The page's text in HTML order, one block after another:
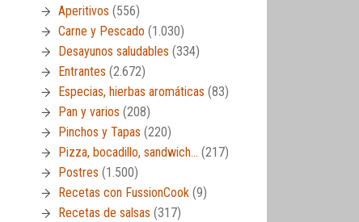
Aperitivos (556)
Carne y Pescado (1.030)
Desayunos saludables (334)
Entrantes (2.672)
Especias, hierbas aromáticas (83)
Pan y varios (208)
Pinchos y Tapas (220)
Pizza, bocadillo, sandwich… (217)
Postres (1.500)
Recetas con FussionCook (9)
Recetas de salsas (317)